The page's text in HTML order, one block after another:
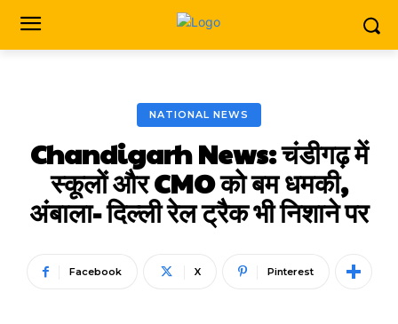
NATIONAL NEWS
Chandigarh News: चंडीगढ़ में
स्कूलों और CMO को बम धमकी,
अंबाला- दिल्ली रेल ट्रैक भी निशाने पर
Facebook X Pinterest